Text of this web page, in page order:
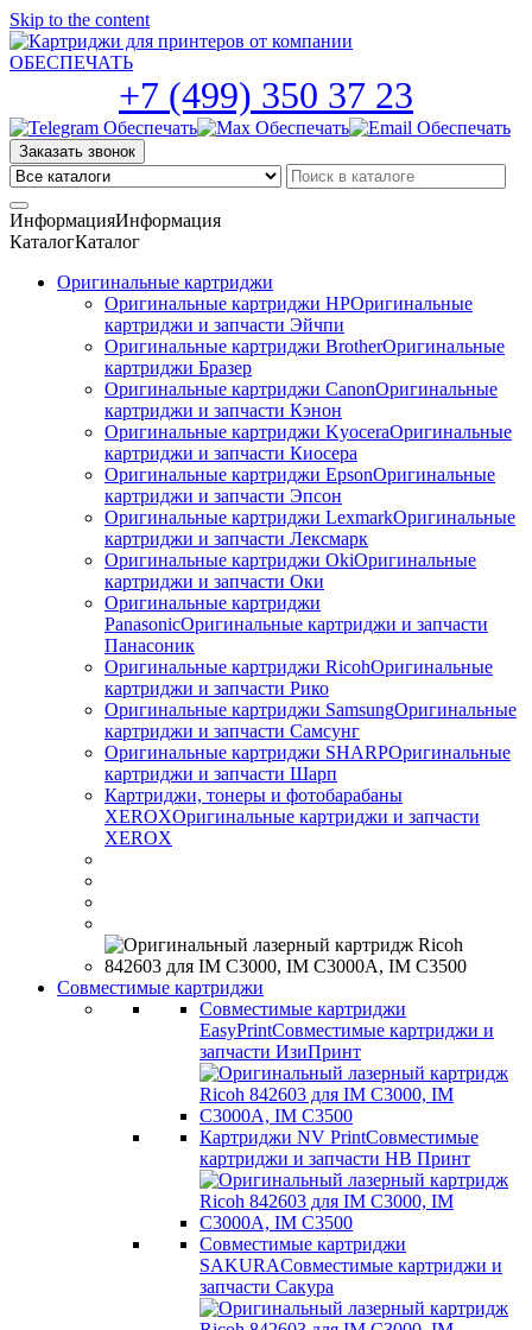
Skip to the content
+7 (499) 350 37 23
Заказать звонок
ИнформацияИнформация
КаталогКаталог
Оригинальные картриджи
Оригинальные картриджи HPОригинальные
картриджи и запчасти Эйчпи
Оригинальные картриджи BrotherОригинальные
картриджи Бразер
Оригинальные картриджи CanonОригинальные
картриджи и запчасти Кэнон
Оригинальные картриджи KyoceraОригинальные
картриджи и запчасти Киосера
Оригинальные картриджи EpsonОригинальные
картриджи и запчасти Эпсон
Оригинальные картриджи LexmarkОригинальные
картриджи и запчасти Лексмарк
Оригинальные картриджи ОkiОригинальные
картриджи и запчасти Оки
Оригинальные картриджи
PanasonicОригинальные картриджи и запчасти
Панасоник
Оригинальные картриджи RicohОригинальные
картриджи и запчасти Рико
Оригинальные картриджи SamsungОригинальные
картриджи и запчасти Самсунг
Оригинальные картриджи SHARPОригинальные
картриджи и запчасти Шарп
Картриджи, тонеры и фотобарабаны
XEROXОригинальные картриджи и запчасти
XEROX
Совместимые картриджи
Совместимые картриджи
EasyPrintСовместимые картриджи и
запчасти ИзиПринт
Картриджи NV PrintСовместимые
картриджи и запчасти НВ Принт
Совместимые картриджи
SAKURAСовместимые картриджи и
запчасти Сакура